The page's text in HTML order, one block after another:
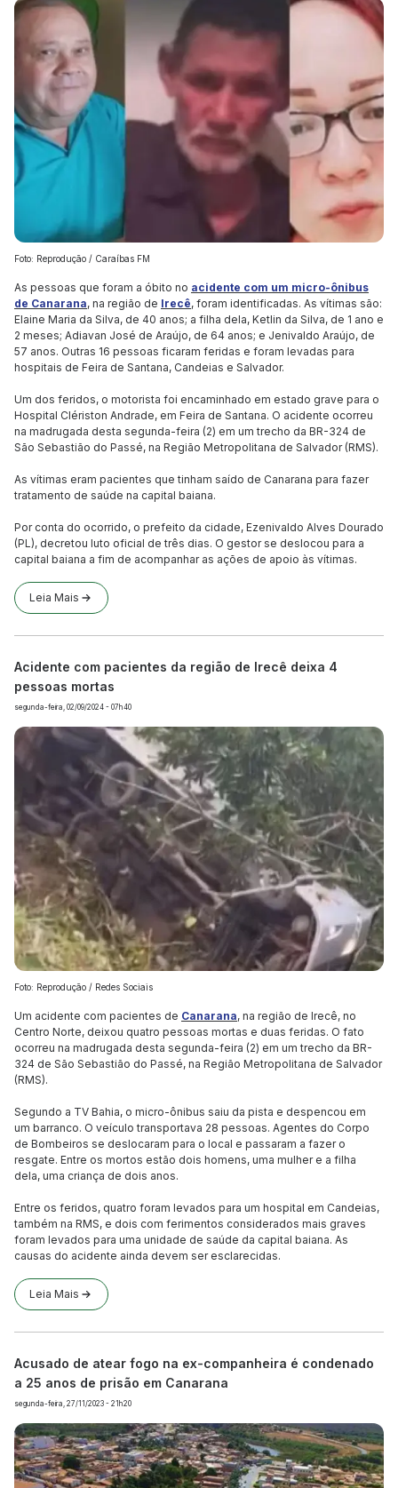
Foto: Reprodução / Caraíbas FM
As pessoas que foram a óbito no acidente com um micro-ônibus
de Canarana, na região de Irecê, foram identificadas. As vítimas são:
Elaine Maria da Silva, de 40 anos; a filha dela, Ketlin da Silva, de 1 ano e
2 meses; Adiavan José de Araújo, de 64 anos; e Jenivaldo Araújo, de
57 anos. Outras 16 pessoas ficaram feridas e foram levadas para
hospitais de Feira de Santana, Candeias e Salvador.
Um dos feridos, o motorista foi encaminhado em estado grave para o
Hospital Clériston Andrade, em Feira de Santana. O acidente ocorreu
na madrugada desta segunda-feira (2) em um trecho da BR-324 de
São Sebastião do Passé, na Região Metropolitana de Salvador (RMS).
As vítimas eram pacientes que tinham saído de Canarana para fazer
tratamento de saúde na capital baiana.
Por conta do ocorrido, o prefeito da cidade, Ezenivaldo Alves Dourado
(PL), decretou luto oficial de três dias. O gestor se deslocou para a
capital baiana a fim de acompanhar as ações de apoio às vítimas.
Leia Mais
Acidente com pacientes da região de Irecê deixa 4
pessoas mortas
segunda-feira, 02/09/2024 - 07h40
Foto: Reprodução / Redes Sociais
Um acidente com pacientes de Canarana, na região de Irecê, no
Centro Norte, deixou quatro pessoas mortas e duas feridas. O fato
ocorreu na madrugada desta segunda-feira (2) em um trecho da BR-
324 de São Sebastião do Passé, na Região Metropolitana de Salvador
(RMS).
Segundo a TV Bahia, o micro-ônibus saiu da pista e despencou em
um barranco. O veículo transportava 28 pessoas. Agentes do Corpo
de Bombeiros se deslocaram para o local e passaram a fazer o
resgate. Entre os mortos estão dois homens, uma mulher e a filha
dela, uma criança de dois anos.
Entre os feridos, quatro foram levados para um hospital em Candeias,
também na RMS, e dois com ferimentos considerados mais graves
foram levados para uma unidade de saúde da capital baiana. As
causas do acidente ainda devem ser esclarecidas.
Leia Mais
Acusado de atear fogo na ex-companheira é condenado
a 25 anos de prisão em Canarana
segunda-feira, 27/11/2023 - 21h20